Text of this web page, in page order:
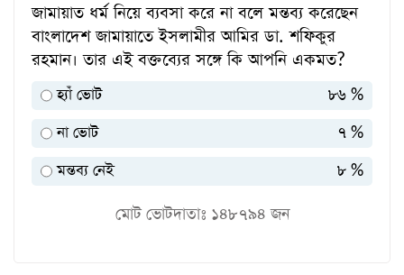
জামায়াত ধর্ম নিয়ে ব্যবসা করে না বলে মন্তব্য করেছেন
বাংলাদেশ জামায়াতে ইসলামীর আমির ডা. শফিকুর
রহমান। তার এই বক্তব্যের সঙ্গে কি আপনি একমত?
হ্যাঁ ভোট
৮৬ %
না ভোট
৭ %
মন্তব্য নেই
৮ %
মোট ভোটদাতাঃ ১৪৮৭৯৪ জন